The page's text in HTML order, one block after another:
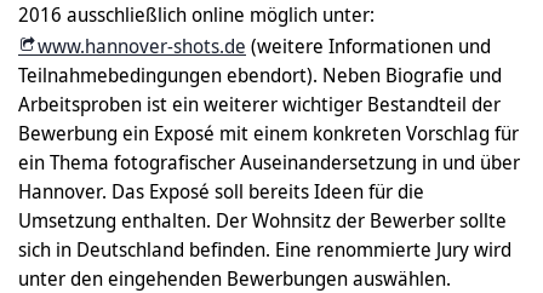
2016 ausschließlich online möglich unter:
www.hannover-shots.de (weitere Informationen und
Teilnahmebedingungen ebendort). Neben Biografie und
Arbeitsproben ist ein weiterer wichtiger Bestandteil der
Bewerbung ein Exposé mit einem konkreten Vorschlag für
ein Thema fotografischer Auseinandersetzung in und über
Hannover. Das Exposé soll bereits Ideen für die
Umsetzung enthalten. Der Wohnsitz der Bewerber sollte
sich in Deutschland befinden. Eine renommierte Jury wird
unter den eingehenden Bewerbungen auswählen.